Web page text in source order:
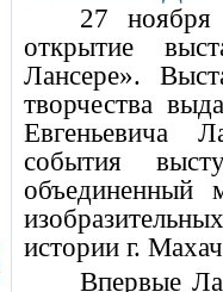
27 ноября
открытие
Лансере».
творчества
Евгеньевича
события
объединенный
истории г.
Впервые